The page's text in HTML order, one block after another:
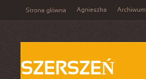
Strona główna Agnieszka Archiwum
SZERSZEŃ